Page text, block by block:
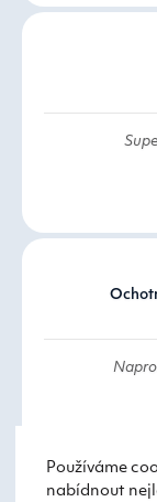
Používáme
nabídnout